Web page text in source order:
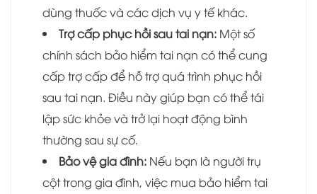
dùng thuốc và các dịch vụ y tế khác.
Trợ cấp phục hồi sau tai nạn: Một số
chính sách bảo hiểm tai nạn có thể cung
cấp trợ cấp để hỗ trợ quá trình phục hồi
sau tai nạn. Điều này giúp bạn có thể tái
lập sức khỏe và trở lại hoạt động bình
thường sau sự cố.
Bảo vệ gia đình: Nếu bạn là người trụ
cột trong gia đình, việc mua bảo hiểm tai